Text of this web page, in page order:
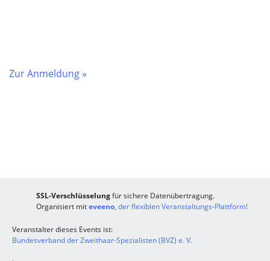
Zur Anmeldung »
SSL-Verschlüsselungfür sichere Datenübertragung.
Organisiert miteveeno, der flexiblen Veranstaltungs-Plattform!
Veranstalter dieses Events ist:
Bundesverband der Zweithaar-Spezialisten (BVZ) e. V.